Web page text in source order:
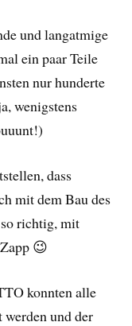
und langatmige
ein paar Teile
nur hunderte
wenigstens
dass
mit dem Bau des
richtig, mit
😉
konnten alle
und der